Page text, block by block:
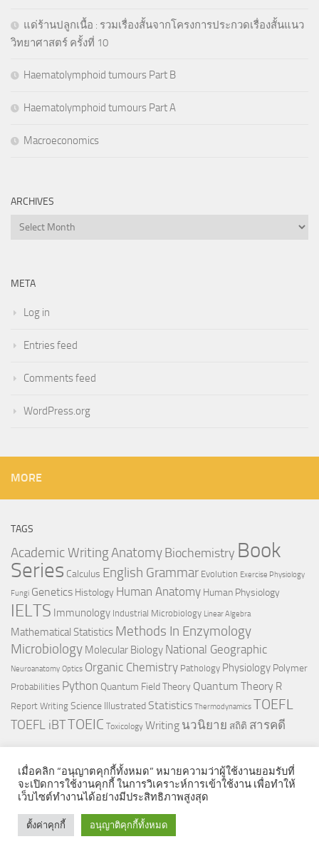
แด่ร้านปลูกเนื้อ : รวมเรื่องสั้นจากโครงการประกวดเรื่องสั้นแนว
วิทยาศาสตร์ ครั้งที่ 10
Haematolymphoid tumours Part B
Haematolymphoid tumours Part A
Macroeconomics
ARCHIVES
Archives
META
Log in
Entries feed
Comments feed
WordPress.org
MORE
TAGS
Academic WritingAnatomy Biochemistry Book
Series Calculus English Grammar Evolution Exercise Physiology
Fungi Genetics Histology Human Anatomy Human Physiology
IELTS Immunology Industrial Microbiology Linear Algebra
Mathematical Statistics Methods In Enzymology
Microbiology Molecular Biology National Geographic
Neuroanatomy Optics Organic Chemistry Pathology Physiology Polymer
Probabilities Python Quantum Field Theory Quantum Theory R
Report Writing Science Illustrated Statistics Thermodynamics TOEFL
TOEFL iBTTOEIC Toxicology Writing นวนิยาย สถิติ สารคดี
© 2026. All Rights Reserved.
เมื่อคลิก “อนุญาตคุกกี้ทั้งหมด” หมายความว่าผู้ใช้งานยอมรับที่
จะเปิดการใช้งานคุกกี้ ในการวิเคราะห์การเข้าใช้งาน เพื่อทำให้
เว็บไซต์ทำงานได้อย่างมีประสิทธิภาพสูงสุด
ตั้งค่าคุกกี้ อนุญาติคุกกี้ทั้งหมด